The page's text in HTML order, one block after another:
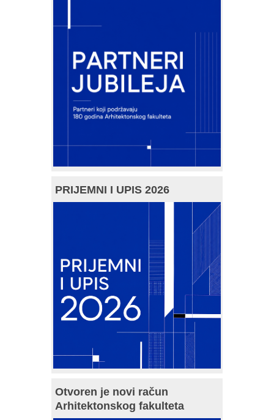
PRIJEMNI I UPIS 2026
Otvoren je novi račun
Arhitektonskog fakulteta